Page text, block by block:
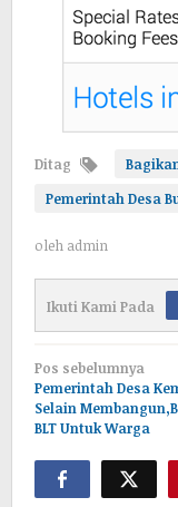
Ditag
Pemerintah Desa
oleh admin
Ikuti Kami Pada
Navigasi
pos
Pos sebelumnya
Pemerintah Desa
Selain
BLT Untuk Warga